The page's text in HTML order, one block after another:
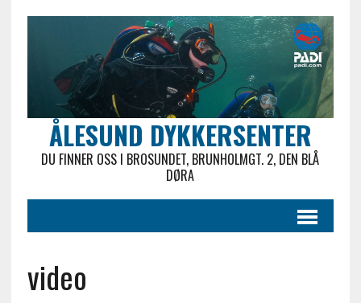
ÅLESUND DYKKERSENTER
DU FINNER OSS I BROSUNDET, BRUNHOLMGT. 2, DEN BLÅ
DØRA
video